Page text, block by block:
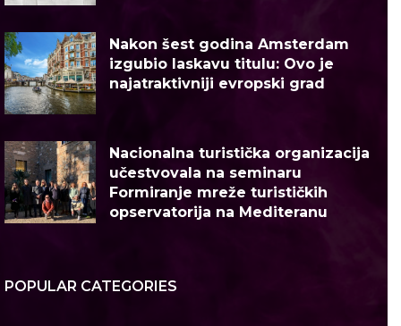
Nakon šest godina Amsterdam
izgubio laskavu titulu: Ovo je
najatraktivniji evropski grad
Nacionalna turistička organizacija
učestvovala na seminaru
Formiranje mreže turističkih
opservatorija na Mediteranu
POPULAR CATEGORIES